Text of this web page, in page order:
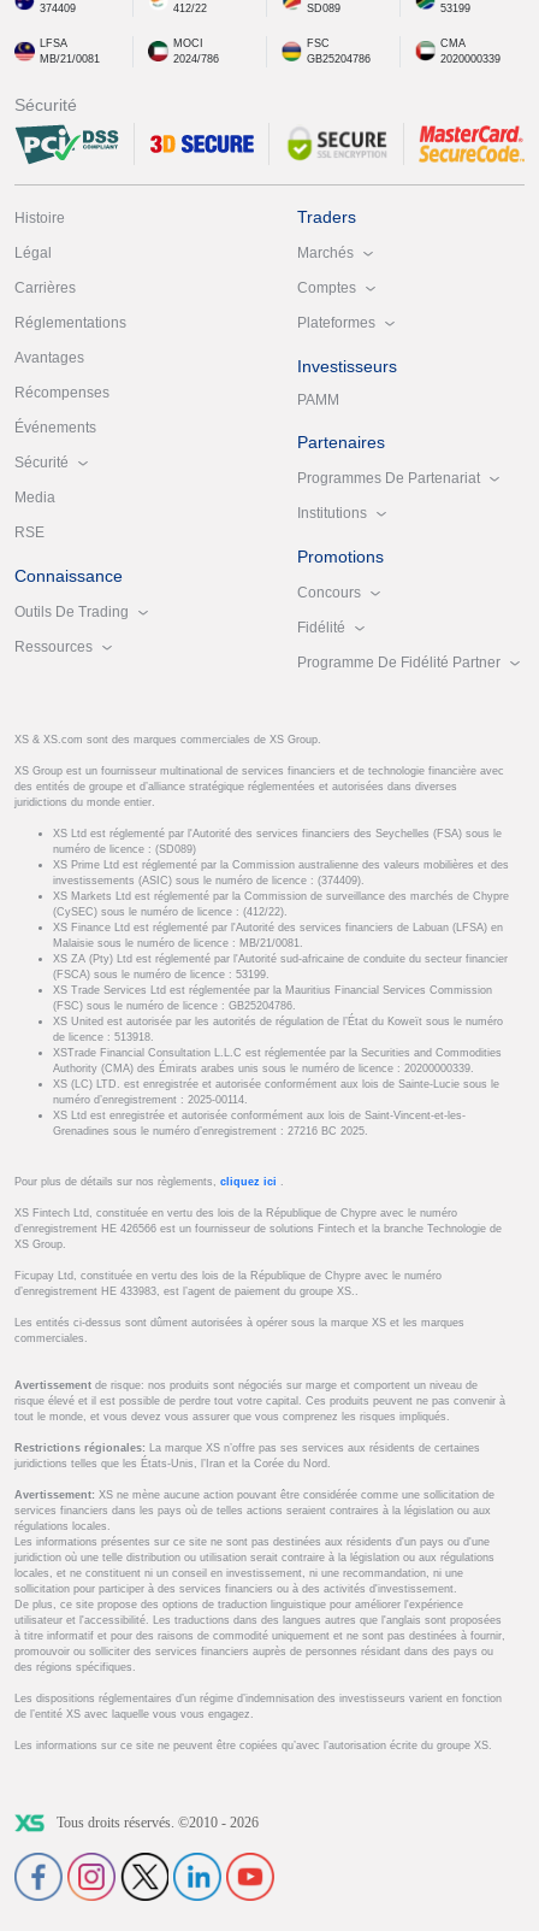
374409
412/22
SD089
53199
LFSA
MB/21/0081
MOCI
2024/786
FSC
GB25204786
CMA
2020000339
Sécurité
Histoire
Légal
Carrières
Réglementations
Avantages
Récompenses
Événements
Sécurité
Media
RSE
Connaissance
Outils De Trading
Ressources
Traders
Marchés
Comptes
Plateformes
Investisseurs
PAMM
Partenaires
Programmes De Partenariat
Institutions
Promotions
Concours
Fidélité
Programme De Fidélité Partner
XS & XS.com sont des marques commerciales de XS Group.
XS Group est un fournisseur multinational de services financiers et de technologie financière avec
des entités de groupe et d’alliance stratégique réglementées et autorisées dans diverses
juridictions du monde entier.
XS Ltd est réglementé par l'Autorité des services financiers des Seychelles (FSA) sous le
numéro de licence : (SD089)
XS Prime Ltd est réglementé par la Commission australienne des valeurs mobilières et des
investissements (ASIC) sous le numéro de licence : (374409).
XS Markets Ltd est réglementé par la Commission de surveillance des marchés de Chypre
(CySEC) sous le numéro de licence : (412/22).
XS Finance Ltd est réglementé par l'Autorité des services financiers de Labuan (LFSA) en
Malaisie sous le numéro de licence : MB/21/0081.
XS ZA (Pty) Ltd est réglementé par l'Autorité sud-africaine de conduite du secteur financier
(FSCA) sous le numéro de licence : 53199.
XS Trade Services Ltd est réglementée par la Mauritius Financial Services Commission
(FSC) sous le numéro de licence : GB25204786.
XS United est autorisée par les autorités de régulation de l’État du Koweït sous le numéro
de licence : 513918.
XSTrade Financial Consultation L.L.C est réglementée par la Securities and Commodities
Authority (CMA) des Émirats arabes unis sous le numéro de licence : 20200000339.
XS (LC) LTD. est enregistrée et autorisée conformément aux lois de Sainte-Lucie sous le
numéro d’enregistrement : 2025-00114.
XS Ltd est enregistrée et autorisée conformément aux lois de Saint-Vincent-et-les-
Grenadines sous le numéro d’enregistrement : 27216 BC 2025.
Pour plus de détails sur nos règlements, cliquez ici .
XS Fintech Ltd, constituée en vertu des lois de la République de Chypre avec le numéro
d’enregistrement HE 426566 est un fournisseur de solutions Fintech et la branche Technologie de
XS Group.
Ficupay Ltd, constituée en vertu des lois de la République de Chypre avec le numéro
d’enregistrement HE 433983, est l’agent de paiement du groupe XS..
Les entités ci-dessus sont dûment autorisées à opérer sous la marque XS et les marques
commerciales.
Avertissement de risque: nos produits sont négociés sur marge et comportent un niveau de
risque élevé et il est possible de perdre tout votre capital. Ces produits peuvent ne pas convenir à
tout le monde, et vous devez vous assurer que vous comprenez les risques impliqués.
Restrictions régionales: La marque XS n’offre pas ses services aux résidents de certaines
juridictions telles que les États-Unis, l’Iran et la Corée du Nord.
Avertissement: XS ne mène aucune action pouvant être considérée comme une sollicitation de
services financiers dans les pays où de telles actions seraient contraires à la législation ou aux
régulations locales.
Les informations présentes sur ce site ne sont pas destinées aux résidents d'un pays ou d'une
juridiction où une telle distribution ou utilisation serait contraire à la législation ou aux régulations
locales, et ne constituent ni un conseil en investissement, ni une recommandation, ni une
sollicitation pour participer à des services financiers ou à des activités d'investissement.
De plus, ce site propose des options de traduction linguistique pour améliorer l'expérience
utilisateur et l'accessibilité. Les traductions dans des langues autres que l'anglais sont proposées
à titre informatif et pour des raisons de commodité uniquement et ne sont pas destinées à fournir,
promouvoir ou solliciter des services financiers auprès de personnes résidant dans des pays ou
des régions spécifiques.
Les dispositions réglementaires d’un régime d’indemnisation des investisseurs varient en fonction
de l’entité XS avec laquelle vous vous engagez.
Les informations sur ce site ne peuvent être copiées qu’avec l’autorisation écrite du groupe XS.
Tous droits réservés. ©2010 - 2026